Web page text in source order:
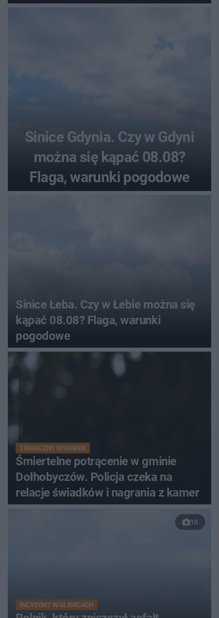
pogodowe
Sinice Gdynia. Czy w Gdyni
można się kąpać 08.08?
Flaga, warunki pogodowe
Sinice Łeba. Czy w Łebie można się
kąpać 08.08? Flaga, warunki
pogodowe
TRAGICZNY WYPADEK
Śmiertelne potrącenie w gminie
Dołhobyczów. Policja czeka na
relacje świadków i nagrania z kamer
10
INCYDENT W GLIWICACH